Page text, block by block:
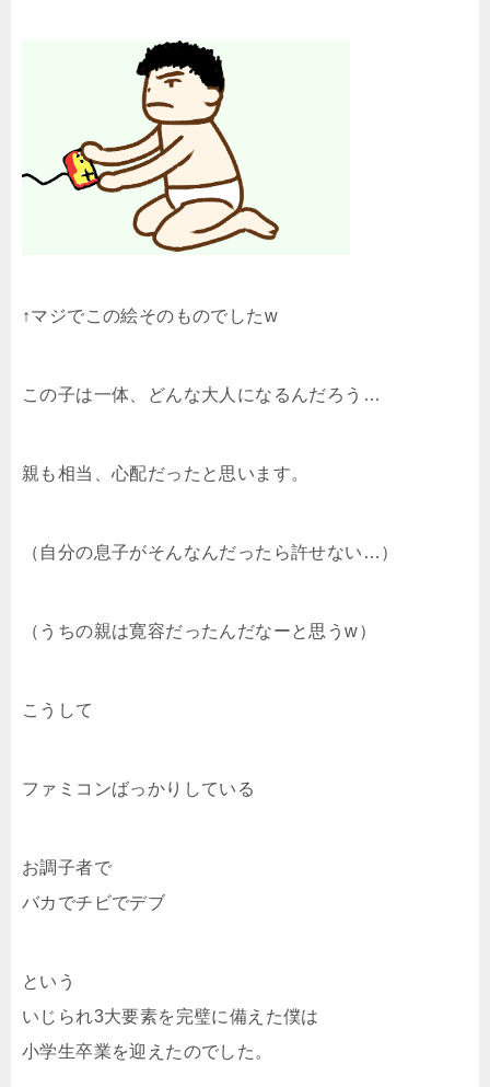
↑マジでこの絵そのものでしたw
この子は一体、どんな大人になるんだろう…
親も相当、心配だったと思います。
（自分の息子がそんなんだったら許せない…）
（うちの親は寛容だったんだなーと思うw）
こうして
ファミコンばっかりしている
お調子者で
バカでチビでデブ
という
いじられ3大要素を完璧に備えた僕は
小学生卒業を迎えたのでした。